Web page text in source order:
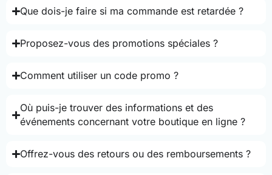
Que dois-je faire si ma commande est retardée ?
Proposez-vous des promotions spéciales ?
Comment utiliser un code promo ?
Où puis-je trouver des informations et des
événements concernant votre boutique en ligne ?
Offrez-vous des retours ou des remboursements ?